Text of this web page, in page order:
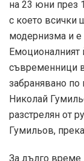
на 23 юни през
с което всички
модернизма и е
Емоционалният
съвременници
забранявано
Николай
разстрелян от
Гумильов,
За дълго време